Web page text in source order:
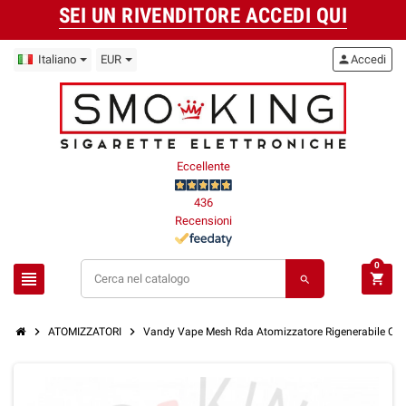
SEI UN RIVENDITORE ACCEDI QUI
Italiano EUR
Eccellente
436
Recensioni
view_headline search
personAccedi
shopping_cart
0
chevron_right ATOMIZZATORI chevron_right Vandy Vape Mesh Rda Atomizzatore Rigenerabile